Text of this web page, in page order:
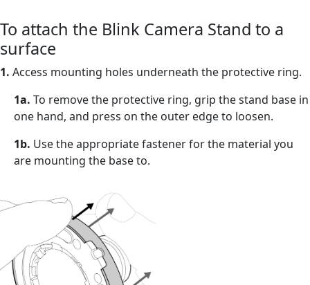
To attach the Blink Camera Stand to a
surface
1. Access mounting holes underneath the protective ring.
1a. To remove the protective ring, grip the stand base in
one hand, and press on the outer edge to loosen.
1b. Use the appropriate fastener for the material you
are mounting the base to.